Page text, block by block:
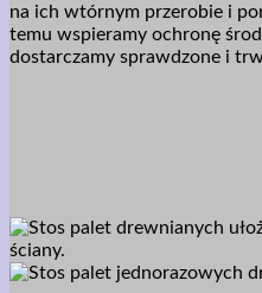
na ich wtórnym przerobie i
temu wspieramy ochronę
dostarczamy sprawdzone i